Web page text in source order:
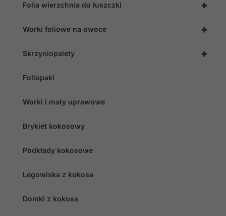
+
Folia wierzchnia do łuszczki
+
Worki foliowe na owoce
+
Skrzyniopalety
Foliopaki
Worki i maty uprawowe
Brykiet kokosowy
Podkłady kokosowe
Legowiska z kokosa
Domki z kokosa